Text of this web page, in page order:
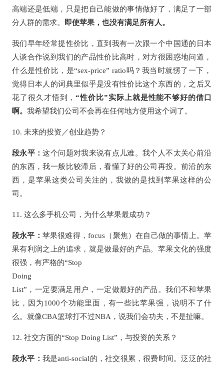
高端还是低端，只是把自己能做的事情做好了，满足了一部
分人群的需求。
即使苹果，也没有满足所有人。
我们早年经常提性价比，直到我有一次跟一个中国通的日本
人谈合作说到我们的产品性价比高时，对方很困惑地问道，
什么是性价比，是“sex-price” ratio吗？我当时就愣了一下，
觉得日本人的词典里似乎是没有性价比这个东西的，之后又
花了很久才悟到，“性价比”实际上就是性能不够好的借口
啊。 我希望我们公司不会再在任何地方使用这个词了。
10. 未来的投资／创业趋势？
段永平：这个问题对我来说有点儿难。我个人不太关心前沿
的东西，我一般比较滞后，看懂了好的公司再投。前沿的东
西，是苹果这类公司关注的，我做的是找到苹果这样的公
司。
11. 这么多手机公司，为什么苹果最成功？
段永平： 苹果很难得，focus（聚焦）在自己做的事情上。苹
果有利润之上的追求，就是做最好的产品。苹果文化的强度
很强，有严格的“Stop
Doing
List”，一定要满足用户，一定做最好的产品。我们不和苹果
比，因为1000个功能里面，有一些比苹果强，说明不了什
么。就像CBA篮球打不过NBA，说我们会功夫，不是扯嘛。
12. 社交方面的“Stop Doing List”，与投资的关系？
段永平： 我是anti-social的，社交很累，很费时间。泛泛的社